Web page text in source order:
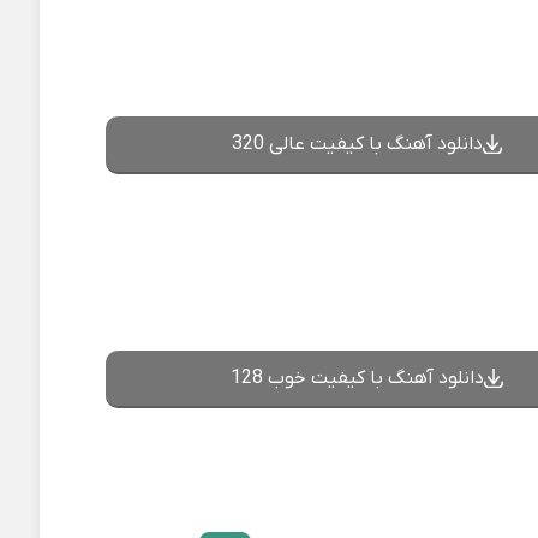
دانلود آهنگ با کیفیت عالی 320
دانلود آهنگ با کیفیت خوب 128